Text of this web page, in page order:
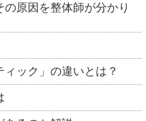
原因を整体師が分かり
ィック」の違いとは？